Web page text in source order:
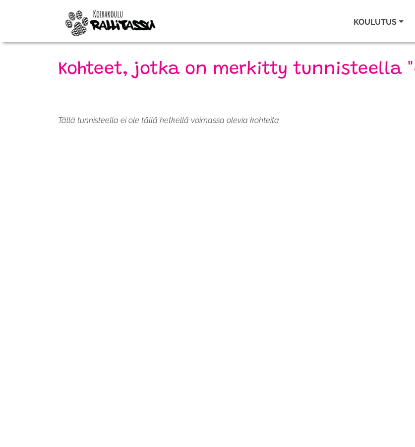
KOULUTUS
Kohteet, jotka on merkitty tunnisteella
Tällä tunnisteella ei ole tällä hetkellä voimassa olevia kohteita